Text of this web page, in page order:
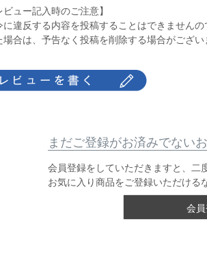
ビュー記入時のご注意】
違反する内容を投稿することはできませんの
合は、予告なく投稿を削除する場合がござい
まだご登録がお済みでない
会員登録をしていただきますと、二
お気に入り商品をご登録いただける
会